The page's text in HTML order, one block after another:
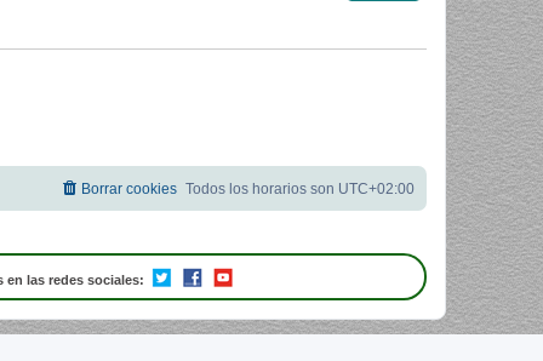
Todos los horarios son UTC+02:00
Borrar cookies
en las redes sociales: